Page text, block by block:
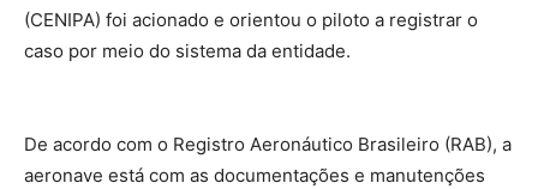
(CENIPA) foi acionado e orientou o piloto a registrar o
caso por meio do sistema da entidade.
De acordo com o Registro Aeronáutico Brasileiro (RAB), a
aeronave está com as documentações e manutenções